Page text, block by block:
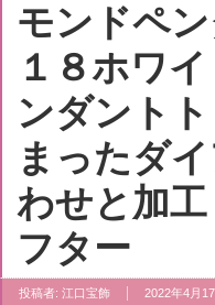
モンドペ
１８ホワ
ンダント
まったダ
わせと加
フター
投稿者: 江口宝飾
2022年4月